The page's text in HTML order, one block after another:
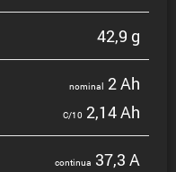
42,9 g
nominal 2 Ah
C/10 2,14 Ah
continua 37,3 A